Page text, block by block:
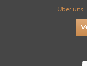
Über uns